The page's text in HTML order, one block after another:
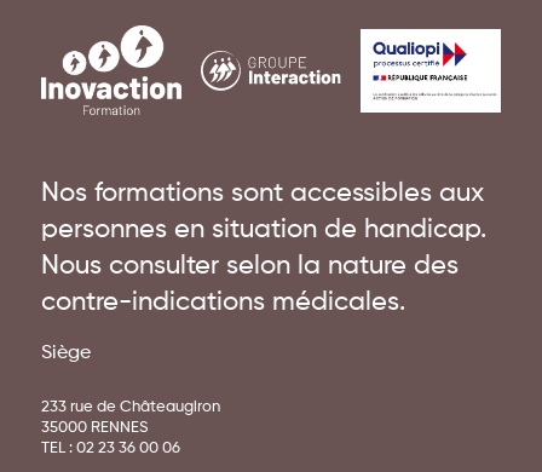
Nos formations sont accessibles aux
personnes en situation de handicap.
Nous consulter selon la nature des
contre-indications médicales.
Siège
233 rue de Châteaugiron
35000 RENNES
TEL : 02 23 36 00 06